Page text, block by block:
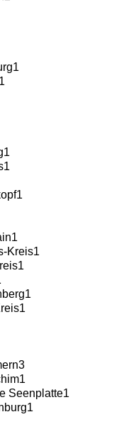
1
1
1
1
1
1
Kreis1
1
1
1
3
1
Seenplatte1
1